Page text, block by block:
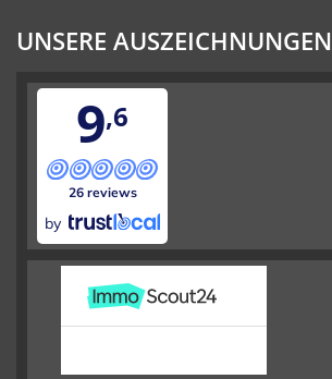
UNSERE AUSZEICHNUNGEN
9,6
26 reviews
by